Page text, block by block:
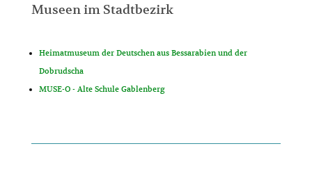
Museen im Stadtbezirk
Heimatmuseum der Deutschen aus Bessarabien und der
Dobrudscha
MUSE-O - Alte Schule Gablenberg